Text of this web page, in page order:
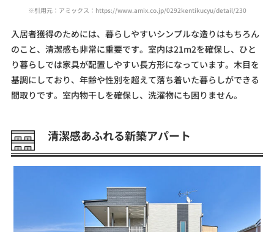
※引用元：アミックス：https://www.amix.co.jp/0292kentikucyu/detail/230
入居者獲得のためには、暮らしやすいシンプルな造りはもちろん
のこと、清潔感も非常に重要です。室内は21m2を確保し、ひと
り暮らしでは家具が配置しやすい長方形になっています。木目を
基調にしており、年齢や性別を超えて落ち着いた暮らしができる
間取りです。室内物干しを確保し、洗濯物にも困りません。
清潔感あふれる新築アパート